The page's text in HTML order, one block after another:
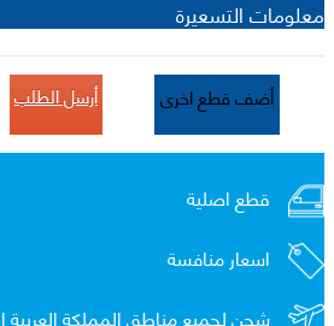
معلومات التسعيرة
أضف قطع اخرى أرسل الطلب
قطع اصلية
اسعار منافسة
شحن لجميع مناطق المملكة العربية